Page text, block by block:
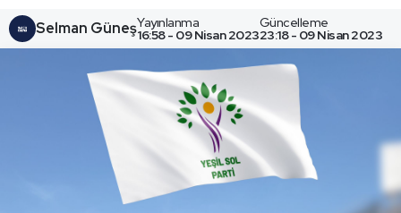
Selman GüneşYayınlanma
16:58 - 09 Nisan 2023
Güncelleme
23:18 - 09 Nisan 2023